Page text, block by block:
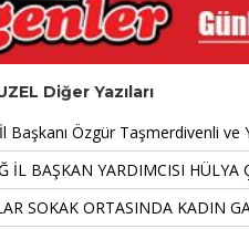
Diğer Yazıları
Başkanı Özgür Taşmerdivenli ve
İL BAŞKAN YARDIMCISI HÜLYA
SOKAK ORTASINDA KADIN